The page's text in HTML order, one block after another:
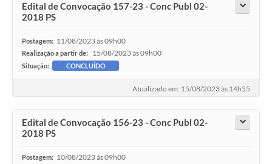
Edital de Convocação 157-23 - Conc Publ 02-
2018 PS
Postagem: 11/08/2023 às 09h00
Realização a partir de: 15/08/2023 às 09h00
Situação: CONCLUÍDO
Atualizado em: 15/08/2023 às 14h55
Edital de Convocação 156-23 - Conc Publ 02-
2018 PS
Postagem: 10/08/2023 às 09h00